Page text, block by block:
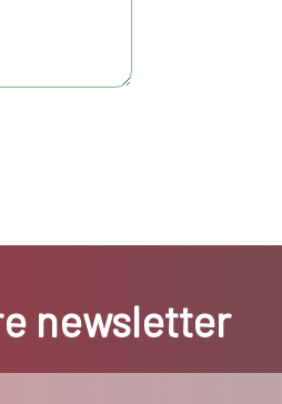
newsletter